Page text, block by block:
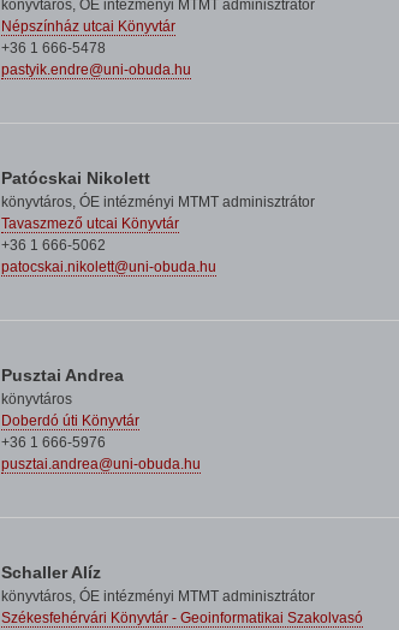
könyvtáros, ÓE intézményi MTMT adminisztrátor
Népszínház utcai Könyvtár
+36 1 666-5478
pastyik.endre@uni-obuda.hu
Patócskai Nikolett
könyvtáros, ÓE intézményi MTMT adminisztrátor
Tavaszmező utcai Könyvtár
+36 1 666-5062
patocskai.nikolett@uni-obuda.hu
Pusztai Andrea
könyvtáros
Doberdó úti Könyvtár
+36 1 666-5976
pusztai.andrea@uni-obuda.hu
Schaller Alíz
könyvtáros, ÓE intézményi MTMT adminisztrátor
Székesfehérvári Könyvtár - Geoinformatikai Szakolvasó